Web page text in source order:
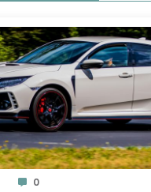
0